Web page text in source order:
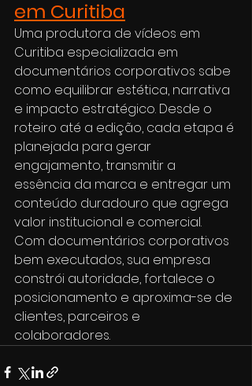
em Curitiba
Uma produtora de vídeos em
Curitiba especializada em
documentários corporativos sabe
como equilibrar estética, narrativa
e impacto estratégico. Desde o
roteiro até a edição, cada etapa é
planejada para gerar
engajamento, transmitir a
essência da marca e entregar um
conteúdo duradouro que agrega
valor institucional e comercial.
Com documentários corporativos
bem executados, sua empresa
constrói autoridade, fortalece o
posicionamento e aproxima-se de
clientes, parceiros e
colaboradores.